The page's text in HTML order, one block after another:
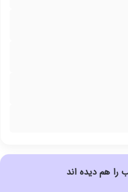
را هم دیده اند